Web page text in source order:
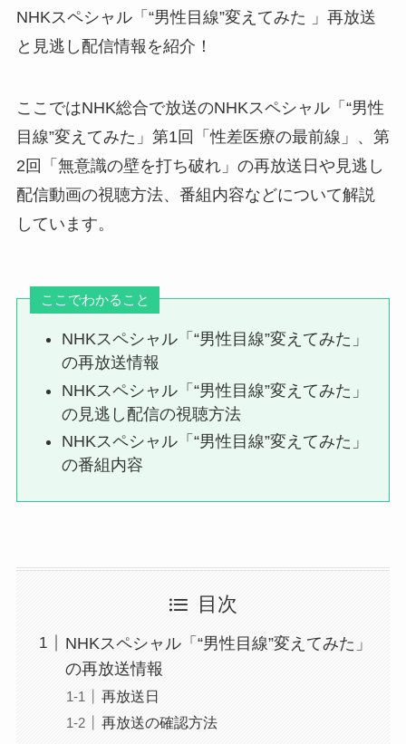
NHKスペシャル「“男性目線”変えてみた 」再放送
と見逃し配信情報を紹介！
ここではNHK総合で放送のNHKスペシャル「“男性
目線”変えてみた」第1回「性差医療の最前線」、第
2回「無意識の壁を打ち破れ」の再放送日や見逃し
配信動画の視聴方法、番組内容などについて解説
しています。
ここでわかること
NHKスペシャル「“男性目線”変えてみた」
の再放送情報
NHKスペシャル「“男性目線”変えてみた」
の見逃し配信の視聴方法
NHKスペシャル「“男性目線”変えてみた」
の番組内容
目次
NHKスペシャル「“男性目線”変えてみた」
の再放送情報
再放送日
再放送の確認方法